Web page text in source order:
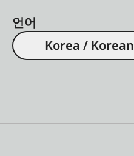
언어
Korea / Korean